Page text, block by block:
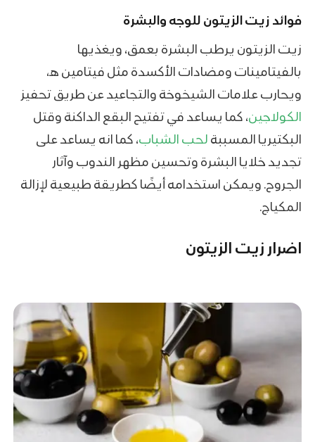
فوائد زيت الزيتون للوجه والبشرة
زيت الزيتون يرطب البشرة بعمق، ويغذيها
بالفيتامينات ومضادات الأكسدة مثل فيتامين هـ،
ويحارب علامات الشيخوخة والتجاعيد عن طريق تحفيز
الكولاجين، كما يساعد في تفتيح البقع الداكنة وقتل
البكتيريا المسببة لحب الشباب، كما انه يساعد على
تجديد خلايا البشرة وتحسين مظهر الندوب وآثار
الجروح. ويمكن استخدامه أيضًا كطريقة طبيعية لإزالة
المكياج.
اضرار زيت الزيتون